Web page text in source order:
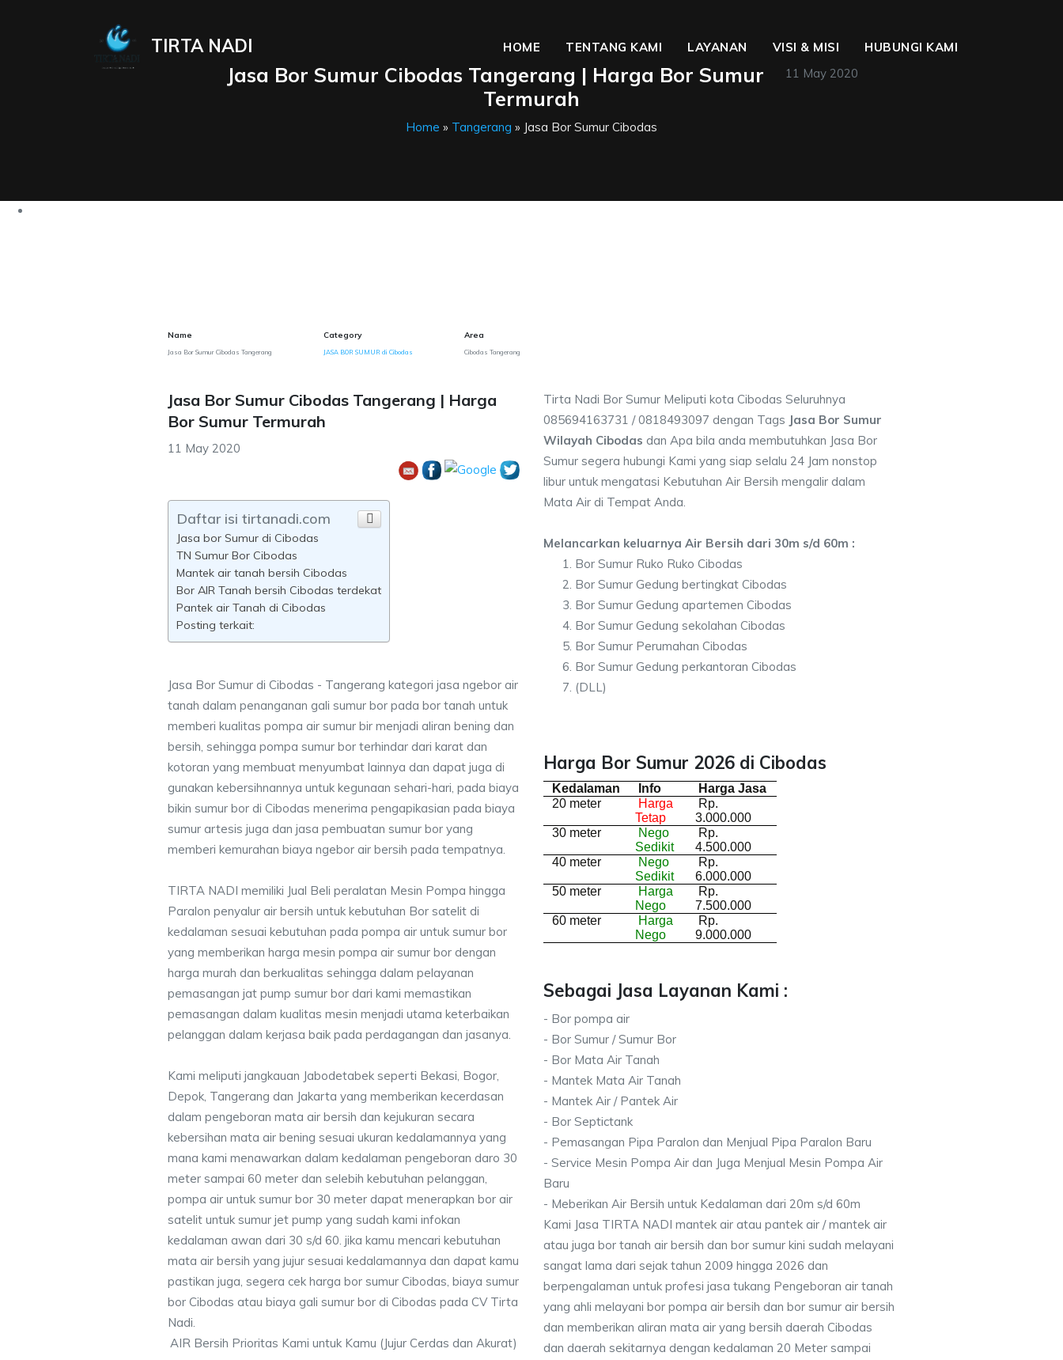
TIRTA NADI HOME TENTANG KAMI LAYANAN VISI & MISI
HUBUNGI KAMI
11 May 2020
Jasa Bor Sumur Cibodas Tangerang | Harga Bor Sumur
Termurah
Home » Tangerang » Jasa Bor Sumur Cibodas
Name
Jasa Bor Sumur Cibodas Tangerang
Category
JASA BOR SUMUR di Cibodas
Area
Cibodas Tangerang
Jasa Bor Sumur Cibodas Tangerang | Harga
Bor Sumur Termurah
11 May 2020
Daftar isi tirtanadi.com
Jasa bor Sumur di Cibodas
TN Sumur Bor Cibodas
Mantek air tanah bersih Cibodas
Bor AIR Tanah bersih Cibodas terdekat
Pantek air Tanah di Cibodas
Posting terkait:
Jasa Bor Sumur di Cibodas - Tangerang kategori jasa ngebor air
tanah dalam penanganan gali sumur bor pada bor tanah untuk
memberi kualitas pompa air sumur bir menjadi aliran bening dan
bersih, sehingga pompa sumur bor terhindar dari karat dan
kotoran yang membuat menyumbat lainnya dan dapat juga di
gunakan kebersihnannya untuk kegunaan sehari-hari, pada biaya
bikin sumur bor di Cibodas menerima pengapikasian pada biaya
sumur artesis juga dan jasa pembuatan sumur bor yang
memberi kemurahan biaya ngebor air bersih pada tempatnya.
TIRTA NADI memiliki Jual Beli peralatan Mesin Pompa hingga
Paralon penyalur air bersih untuk kebutuhan Bor satelit di
kedalaman sesuai kebutuhan pada pompa air untuk sumur bor
yang memberikan harga mesin pompa air sumur bor dengan
harga murah dan berkualitas sehingga dalam pelayanan
pemasangan jat pump sumur bor dari kami memastikan
pemasangan dalam kualitas mesin menjadi utama keterbaikan
pelanggan dalam kerjasa baik pada perdagangan dan jasanya.
Kami meliputi jangkauan Jabodetabek seperti Bekasi, Bogor,
Depok, Tangerang dan Jakarta yang memberikan kecerdasan
dalam pengeboran mata air bersih dan kejukuran secara
kebersihan mata air bening sesuai ukuran kedalamannya yang
mana kami menawarkan dalam kedalaman pengeboran daro 30
meter sampai 60 meter dan selebih kebutuhan pelanggan,
pompa air untuk sumur bor 30 meter dapat menerapkan bor air
satelit untuk sumur jet pump yang sudah kami infokan
kedalaman awan dari 30 s/d 60. jika kamu mencari kebutuhan
mata air bersih yang jujur sesuai kedalamannya dan dapat kamu
pastikan juga, segera cek harga bor sumur Cibodas, biaya sumur
bor Cibodas atau biaya gali sumur bor di Cibodas pada CV Tirta
Nadi.
AIR Bersih Prioritas Kami untuk Kamu (Jujur Cerdas dan Akurat)
Tirta Nadi Bor Sumur Meliputi kota Cibodas Seluruhnya
085694163731 / 0818493097 dengan Tags Jasa Bor Sumur
Wilayah Cibodas dan Apa bila anda membutuhkan Jasa Bor
Sumur segera hubungi Kami yang siap selalu 24 Jam nonstop
libur untuk mengatasi Kebutuhan Air Bersih mengalir dalam
Mata Air di Tempat Anda.
Melancarkan keluarnya Air Bersih dari 30m s/d 60m :
Bor Sumur Ruko Ruko Cibodas
Bor Sumur Gedung bertingkat Cibodas
Bor Sumur Gedung apartemen Cibodas
Bor Sumur Gedung sekolahan Cibodas
Bor Sumur Perumahan Cibodas
Bor Sumur Gedung perkantoran Cibodas
(DLL)
Harga Bor Sumur 2026 di Cibodas
Kedalaman Info
Harga Jasa
20 meter
Harga
Tetap
Rp.
3.000.000
30 meter
Nego
Sedikit
Rp.
4.500.000
40 meter
Nego
Sedikit
Rp.
6.000.000
50 meter
Harga
Nego
Rp.
7.500.000
60 meter
Harga
Nego
Rp.
9.000.000
Sebagai Jasa Layanan Kami :
- Bor pompa air
- Bor Sumur / Sumur Bor
- Bor Mata Air Tanah
- Mantek Mata Air Tanah
- Mantek Air / Pantek Air
- Bor Septictank
- Pemasangan Pipa Paralon dan Menjual Pipa Paralon Baru
- Service Mesin Pompa Air dan Juga Menjual Mesin Pompa Air
Baru
- Meberikan Air Bersih untuk Kedalaman dari 20m s/d 60m
Kami Jasa TIRTA NADI mantek air atau pantek air / mantek air
atau juga bor tanah air bersih dan bor sumur kini sudah melayani
sangat lama dari sejak tahun 2009 hingga 2026 dan
berpengalaman untuk profesi jasa tukang Pengeboran air tanah
yang ahli melayani bor pompa air bersih dan bor sumur air bersih
dan memberikan aliran mata air yang bersih daerah Cibodas
dan daerah sekitarnya dengan kedalaman 20 Meter sampai